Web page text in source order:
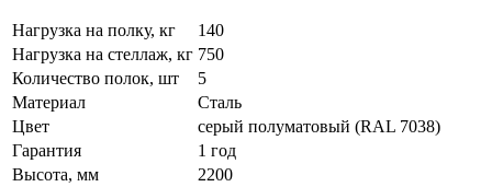
Нагрузка на полку, кг
140
Нагрузка на стеллаж, кг 750
Количество полок, шт
5
Материал
Сталь
Цвет
серый полуматовый (RAL 7038)
Гарантия
1 год
Высота, мм
2200